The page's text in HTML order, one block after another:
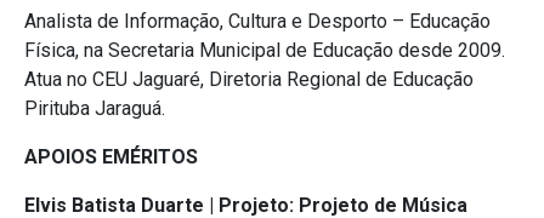
Analista de Informação, Cultura e Desporto – Educação
Física, na Secretaria Municipal de Educação desde 2009.
Atua no CEU Jaguaré, Diretoria Regional de Educação
Pirituba Jaraguá.
APOIOS EMÉRITOS
Elvis Batista Duarte | Projeto: Projeto de Música